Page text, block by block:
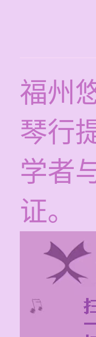
福州
琴行
学者
证。